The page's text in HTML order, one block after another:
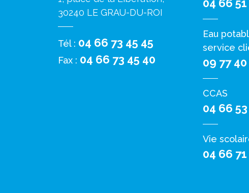
30240 LE GRAU-DU-ROI
Tél : 04 66 73 45 45
Fax : 04 66 73 45 40
04 66 51
Eau
service
09 77 40
CCAS
04 66
Vie
04 66 71